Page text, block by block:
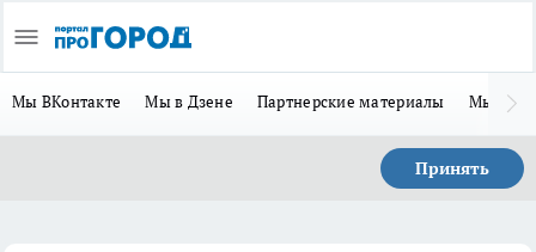
Мы ВКонтакте Мы в Дзене Партнерские материалы Мы в
Принять